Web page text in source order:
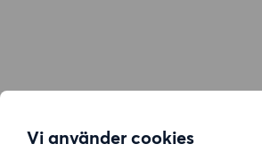
Vi använder cookies